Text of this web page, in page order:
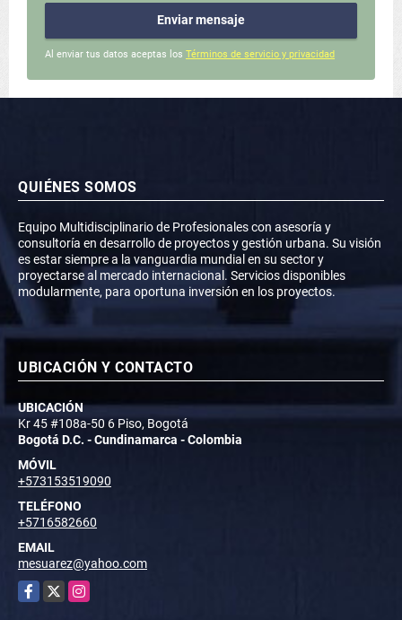
Enviar mensaje
Al enviar tus datos aceptas los Términos de servicio y privacidad
QUIÉNES SOMOS
Equipo Multidisciplinario de Profesionales con asesoría y
consultoría en desarrollo de proyectos y gestión urbana. Su visión
es estar siempre a la vanguardia mundial en su sector y
proyectarse al mercado internacional. Servicios disponibles
modularmente, para oportuna inversión en los proyectos.
UBICACIÓN Y CONTACTO
UBICACIÓN
Kr 45 #108a-50 6 Piso, Bogotá
Bogotá D.C. - Cundinamarca - Colombia
MÓVIL
+573153519090
TELÉFONO
+5716582660
EMAIL
mesuarez@yahoo.com
Facebook
X Instagram